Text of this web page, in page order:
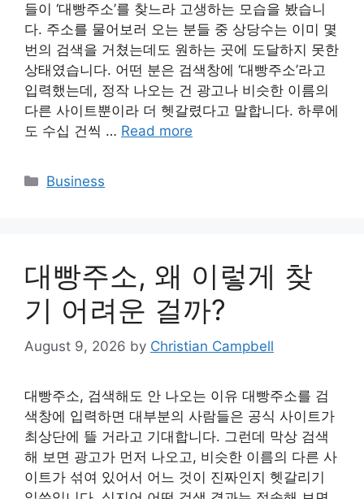
들이 ‘대빵주소’를 찾느라 고생하는 모습을 봤습니
다. 주소를 물어보러 오는 분들 중 상당수는 이미 몇
번의 검색을 거쳤는데도 원하는 곳에 도달하지 못한
상태였습니다. 어떤 분은 검색창에 ‘대빵주소’라고
입력했는데, 정작 나오는 건 광고나 비슷한 이름의
다른 사이트뿐이라 더 헷갈렸다고 말합니다. 하루에
도 수십 건씩 … Read more
Categories
Business
대빵주소, 왜 이렇게 찾
기 어려운 걸까?
August 9, 2026 by Christian Campbell
대빵주소, 검색해도 안 나오는 이유 대빵주소를 검
색창에 입력하면 대부분의 사람들은 공식 사이트가
최상단에 뜰 거라고 기대합니다. 그런데 막상 검색
해 보면 광고가 먼저 나오고, 비슷한 이름의 다른 사
이트가 섞여 있어서 어느 것이 진짜인지 헷갈리기